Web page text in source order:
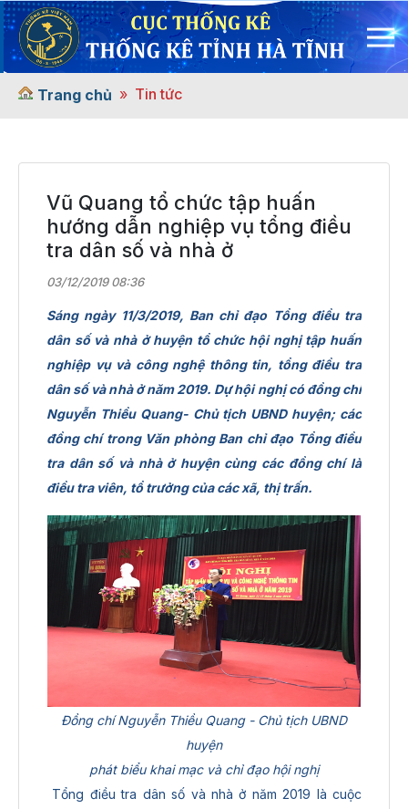
Trang chủ Tin tức
Vũ Quang tổ chức tập huấn
hướng dẫn nghiệp vụ tổng điều
tra dân số và nhà ở
03/12/2019 08:36
Sáng ngày 11/3/2019, Ban chỉ đạo Tổng điều tra
dân số và nhà ở huyện tổ chức hội nghị tập huấn
nghiệp vụ và công nghệ thông tin, tổng điều tra
dân số và nhà ở năm 2019. Dự hội nghị có đồng chí
Nguyễn Thiều Quang- Chủ tịch UBND huyện; các
đồng chí trong Văn phòng Ban chỉ đạo Tổng điều
tra dân số và nhà ở huyện cùng các đồng chí là
điều tra viên, tổ trưởng của các xã, thị trấn.
Đồng chí Nguyễn Thiều Quang - Chủ tịch UBND
huyện
phát biểu khai mạc và chỉ đạo hội nghị
Tổng điều tra dân số và nhà ở năm 2019 là cuộc